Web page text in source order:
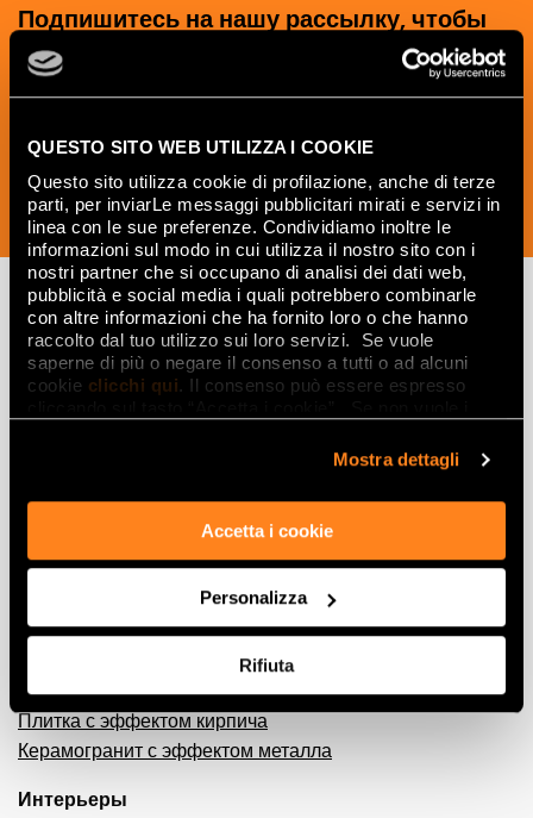
QUESTO SITO WEB UTILIZZA I COOKIE
Questo sito utilizza cookie di profilazione, anche di terze
parti, per inviarLe messaggi pubblicitari mirati e servizi in
linea con le sue preferenze. Condividiamo inoltre le
informazioni sul modo in cui utilizza il nostro sito con i
nostri partner che si occupano di analisi dei dati web,
pubblicità e social media i quali potrebbero combinarle
con altre informazioni che ha fornito loro o che hanno
raccolto dal tuo utilizzo sui loro servizi. Se vuole
saperne di più o negare il consenso a tutti o ad alcuni
cookie clicchi qui. Il consenso può essere espresso
Mostra dettagli
Accetta i cookie
Personalizza
Rifiuta
Подпишитесь на нашу рассылку, чтобы
получать новости, обновления и
креативные идеи из мира керамики и
ПОДПИСАТЬСЯ СЕЙЧАС
Вдохновляйтесь
интерьерами и
Керамогранит с эффектом мрамора
Керамогранит с эффектом дерева
Керамогранит с эффектом камня
Керамогранит с эффектом смолы и цемента
Декоративная плитка
Плитка с эффектом кирпича
Керамогранит с эффектом металла
Интерьеры